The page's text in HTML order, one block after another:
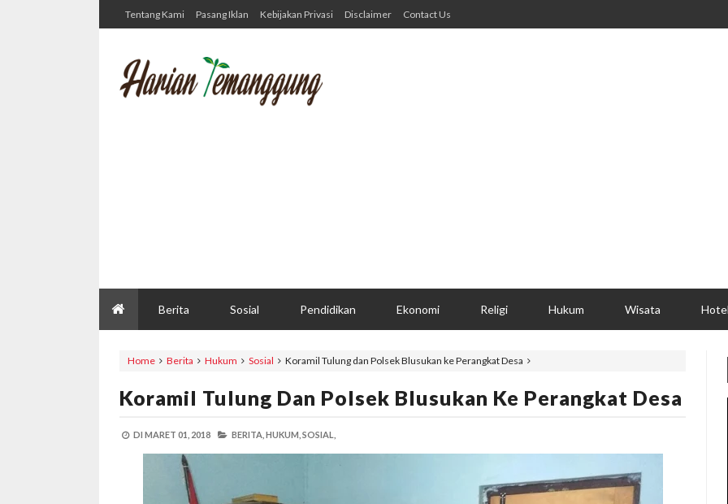
Tentang Kami Pasang Iklan Kebijakan Privasi Disclaimer Contact Us
Berita Sosial Pendidikan Ekonomi Religi Hukum Wisata Hotel
Home Berita Hukum Sosial Koramil Tulung dan Polsek Blusukan ke Perangkat Desa
Koramil Tulung Dan Polsek Blusukan Ke Perangkat Desa
DI MARET 01, 2018 BERITA, HUKUM, SOSIAL,